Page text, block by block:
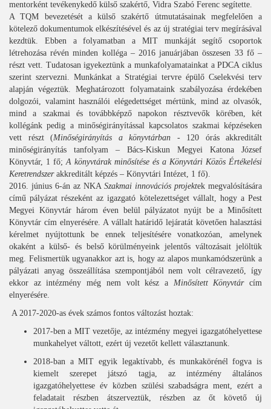
mentorként tevékenykedő külső szakértő, Vidra Szabó Ferenc segítette.
A TQM bevezetését a külső szakértő útmutatásainak megfelelően a
kötelező dokumentumok elkészítésével és az új stratégiai terv megírásával
kezdtük. Ebben a folyamatban a MIT munkáját segítő csoportok
létrehozása révén minden kolléga – 2016 januárjában összesen 33 fő –
részt vett. Tudatosan igyekeztünk a munkafolyamatainkat a PDCA ciklus
szerint szervezni. Munkánkat a Stratégiai tervre épülő Cselekvési terv
alapján végeztük. Meghatározott folyamataink szabályozása érdekében
dolgozói, valamint használói elégedettséget mértünk, mind az olvasók,
mind a szakmai és továbbképző napokon résztvevők körében, két
kollégánk pedig a minőségirányítással kapcsolatos szakmai képzéseken
vett részt (Minőségirányítás a könyvtárban - 120 órás akkreditált
minőségirányítás tanfolyam – Bács-Kiskun Megyei Katona József
Könyvtár, 1 fő;A könyvtárak minősítése és a Könyvtári Közös Értékelési
Keretrendszer akkreditált képzés – Könyvtári Intézet, 1 fő).
2016. június 6-án az NKA Szakmai innovációs projektek megvalósítására
című pályázat részeként az igazgató kötelezettséget vállalt, hogy a Pest
Megyei Könyvtár három éven belül pályázatot nyújt be a Minősített
Könyvtár cím elnyerésére. A vállalt határidő lejáratát követően halasztási
kérelmet nyújtottunk be ennek teljesítésére vonatkozóan, amelynek
okaként a külső- és belső körülményeink jelentős változásait jelöltük
meg. Felismertük ugyanakkor azt is, hogy az alapos munkamódszerünk a
pályázati anyag összeállítása szempontjából nem volt célravezető, így
ekkor az intézmény még nem volt kész a Minősített Könyvtárcím
elnyerésére.
A 2017-2020-as évek számos fontos változást hoztak:
2017-ben a MIT vezetője, az intézmény megyei igazgatóhelyettese
munkahelyet váltott, ezért új vezetőt kellett választanunk.
2018-ban a MIT egyik legaktívabb, és munkakörénél fogva is
kiemelt szerepet játszó tagja, az intézmény általános
igazgatóhelyettese év közben szülési szabadságra ment, ezért a
feladatait részben átszerveztük, részben az őt követő új